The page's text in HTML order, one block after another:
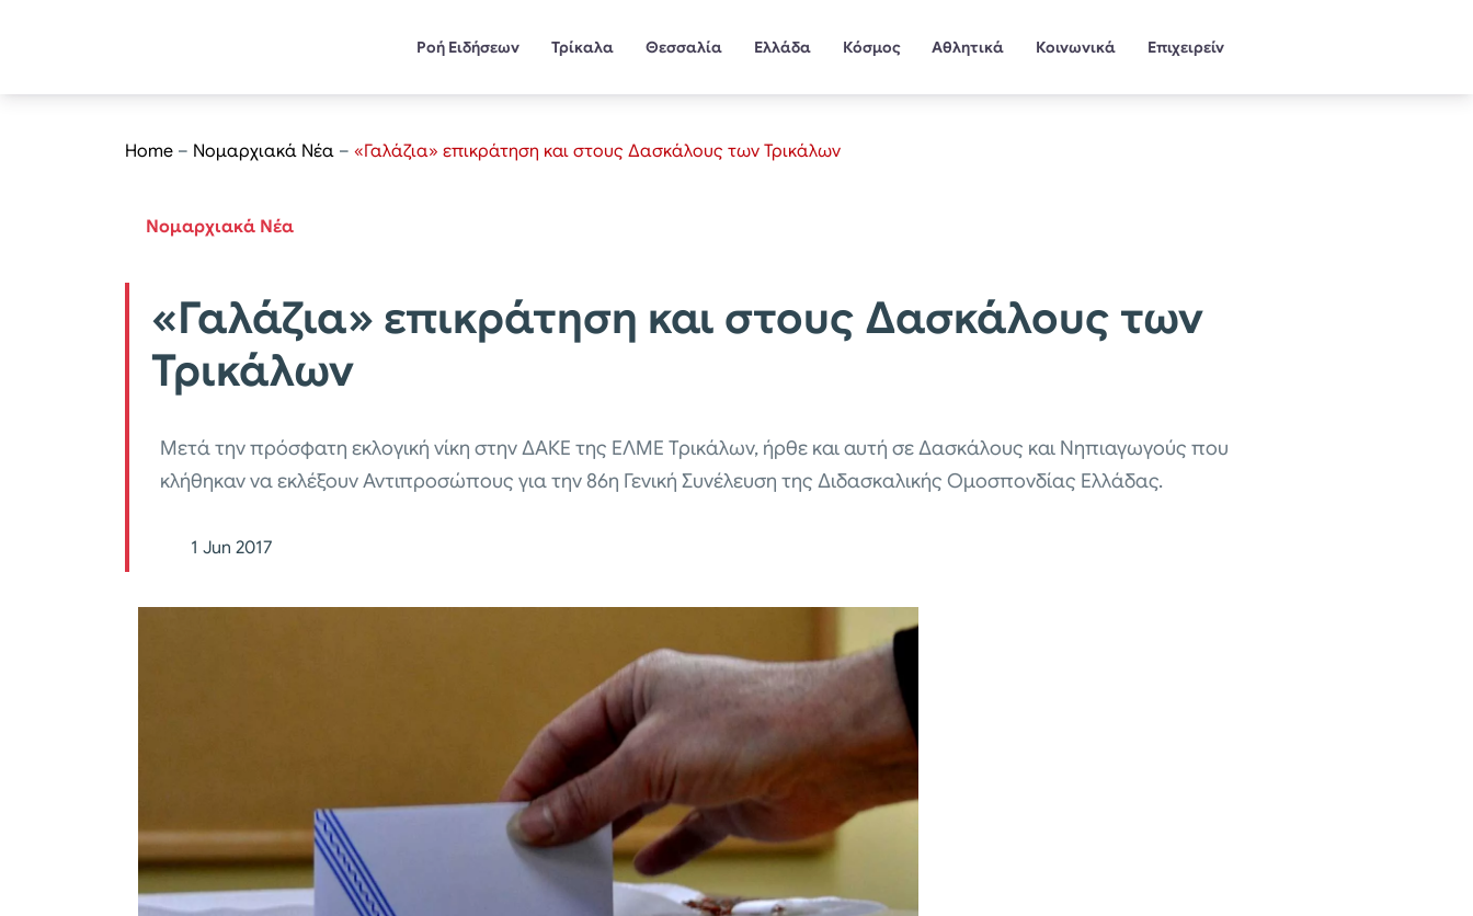
Ροή Ειδήσεων Τρίκαλα Θεσσαλία Ελλάδα Κόσμος Αθλητικά Κοινωνικά Επιχειρείν
Home – Νομαρχιακά Νέα – «Γαλάζια» επικράτηση και στους Δασκάλους των Τρικάλων
Νομαρχιακά Νέα
«Γαλάζια» επικράτηση και στους Δασκάλους των
Τρικάλων
Μετά την πρόσφατη εκλογική νίκη στην ΔΑΚΕ της ΕΛΜΕ Τρικάλων, ήρθε και αυτή σε Δασκάλους και Νηπιαγωγούς που
κλήθηκαν να εκλέξουν Αντιπροσώπους για την 86η Γενική Συνέλευση της Διδασκαλικής Ομοσπονδίας Ελλάδας.
1 Jun 2017